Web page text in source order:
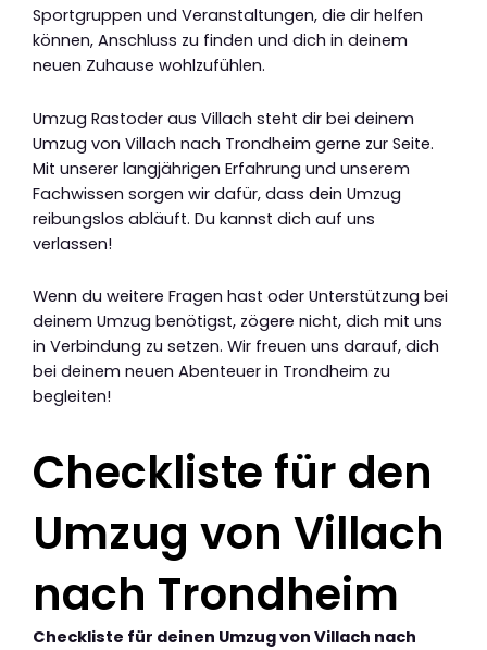
Sportgruppen und Veranstaltungen, die dir helfen
können, Anschluss zu finden und dich in deinem
neuen Zuhause wohlzufühlen.
Umzug Rastoder aus Villach steht dir bei deinem
Umzug von Villach nach Trondheim gerne zur Seite.
Mit unserer langjährigen Erfahrung und unserem
Fachwissen sorgen wir dafür, dass dein Umzug
reibungslos abläuft. Du kannst dich auf uns
verlassen!
Wenn du weitere Fragen hast oder Unterstützung bei
deinem Umzug benötigst, zögere nicht, dich mit uns
in Verbindung zu setzen. Wir freuen uns darauf, dich
bei deinem neuen Abenteuer in Trondheim zu
begleiten!
Checkliste für den
Umzug von Villach
nach Trondheim
Checkliste für deinen Umzug von Villach nach